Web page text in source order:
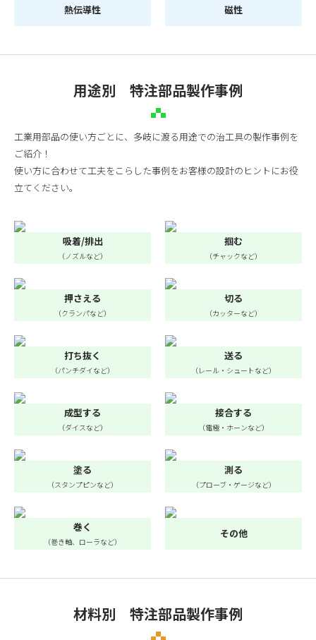
熱伝導性 磁性
用途別 特注部品製作事例
工業用部品の使い方ごとに、多岐に渡る用途での治工具の製作事例を
ご紹介！
使い方に合わせて工夫をこらした事例をお客様の設計のヒントにお役
立てください。
吸着/排出
（ノズルなど）
掴む
（チャックなど）
押さえる
（クランパなど）
切る
（カッターなど）
打ち抜く
（パンチダイなど）
送る
（レール・シュートなど）
成型する
（ダイスなど）
接合する
（電極・ホーンなど）
塗る
（スタンプピンなど）
測る
（プローブ・ゲージなど）
巻く
（巻き軸、ローラなど）
その他
材料別 特注部品製作事例